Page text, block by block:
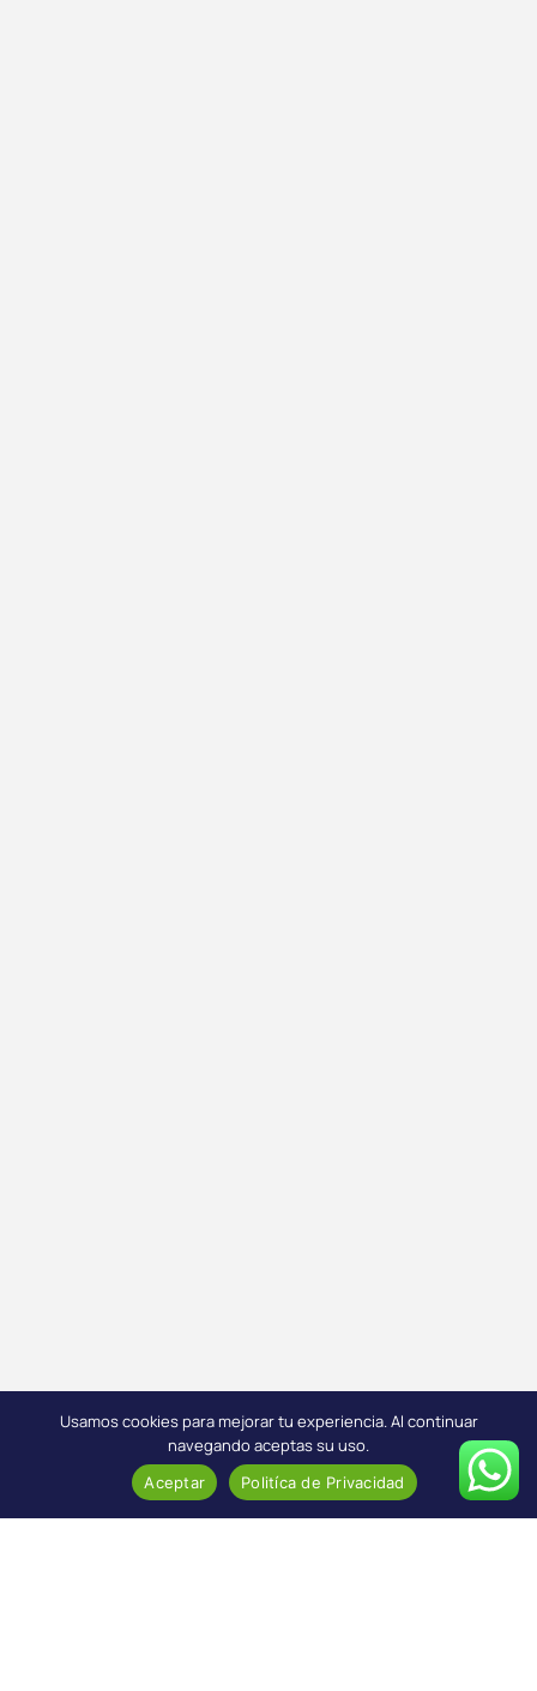
Usamos cookies para mejorar tu experiencia. Al continuar
navegando aceptas su uso.
Aceptar Politíca de Privacidad